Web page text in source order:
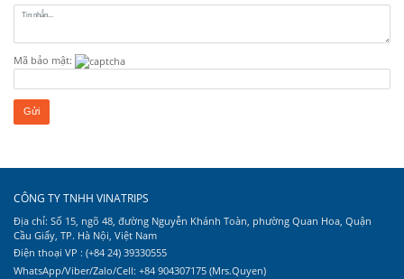
Mã bảo mật:
CÔNG TY TNHH VINATRIPS
Địa chỉ: Số 15, ngõ 48, đường Nguyễn Khánh Toàn, phường Quan Hoa, Quận
Cầu Giấy, TP. Hà Nội, Việt Nam
Điện thoại VP : (+84 24) 39330555
WhatsApp/Viber/Zalo/Cell: +84 904307175 (Mrs.Quyen)